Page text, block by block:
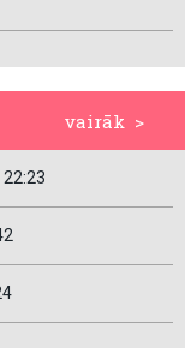
vairāk >
22:23